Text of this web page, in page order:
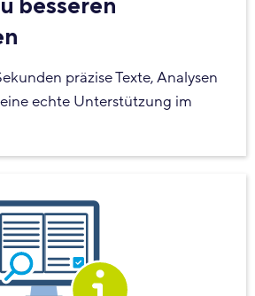
besseren
präzise Texte, Analysen
echte Unterstützung im